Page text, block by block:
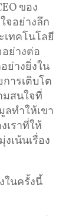
ของ
จอย่างลึก
เทคโนโลยี
ย่างต่อ
ย่างยิ่งใน
ารเติบโต
มสนใจที่
ทำให้เขา
เราที่ให้
เน้นเรื่อง
ในครั้งนี้